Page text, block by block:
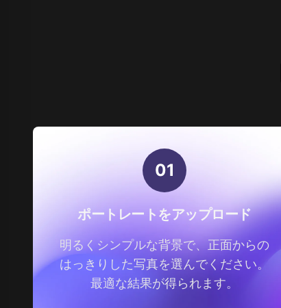
01
ポートレートをアップロード
明るくシンプルな背景で、正面からの
はっきりした写真を選んでください。
最適な結果が得られます。